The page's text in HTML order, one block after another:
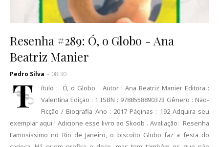
Resenha #289: Ó, o Globo - Ana
Beatriz Manier
Pedro Silva - 08:30
T
ítulo : Ó, o Globo Autor : Ana Beatriz Manier Editora :
Valentina Edição : 1 ISBN : 9788558890373 Gênero : Não-
Ficção / Biografia Ano : 2017 Páginas : 192 Adquira seu
exemplar aqui ! Adicione esse livro ao Skoob . Avaliação: Resenha
Famosíssimo no Rio de Janeiro, o biscoito Globo faz a festa do